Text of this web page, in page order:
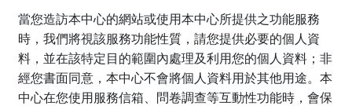
當您造訪本中心的網站或使用本中心所提供之功能服務
時，我們將視該服務功能性質，請您提供必要的個人資
料，並在該特定目的範圍內處理及利用您的個人資料；非
經您書面同意，本中心不會將個人資料用於其他用途。本
中心在您使用服務信箱、問卷調查等互動性功能時，會保